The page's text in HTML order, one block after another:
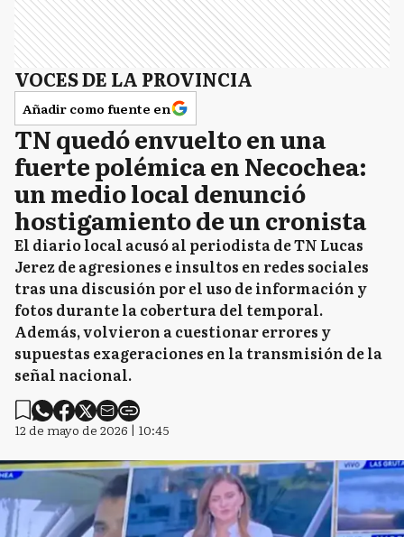
VOCES DE LA PROVINCIA
Añadir como fuente en
TN quedó envuelto en una
fuerte polémica en Necochea:
un medio local denunció
hostigamiento de un cronista
El diario local acusó al periodista de TN Lucas
Jerez de agresiones e insultos en redes sociales
tras una discusión por el uso de información y
fotos durante la cobertura del temporal.
Además, volvieron a cuestionar errores y
supuestas exageraciones en la transmisión de la
señal nacional.
12 de mayo de 2026 | 10:45